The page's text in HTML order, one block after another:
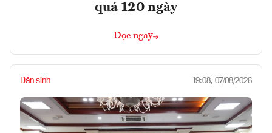
quá 120 ngày
Đọc ngay
Dân sinh 19:08, 07/08/2026